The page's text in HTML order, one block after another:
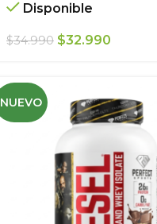
Disponible
$34.990 El
$34.990.
$32.990
$32.990.
NUEVO